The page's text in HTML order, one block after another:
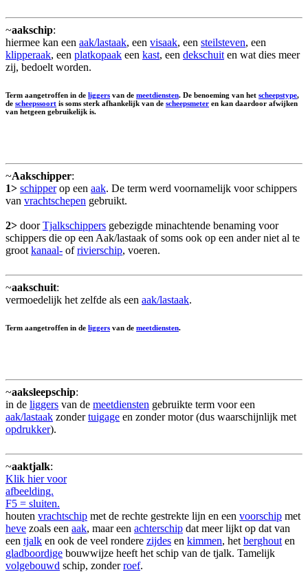
~aakschip:
hiermee kan een aak/lastaak, een visaak, een steilsteven, een
klipperaak, een platkopaak een kast, een dekschuit en wat dies meer
zij, bedoelt worden.
Term aangetroffen in de liggers van de meetdiensten. De benoeming van het scheepstype,
de scheepssoort is soms sterk afhankelijk van de scheepsmeter en kan daardoor afwijken
van hetgeen gebruikelijk is.
~Aakschipper:
1> schipperop een aak. De term werd voornamelijk voor schippers
van vrachtschepen gebruikt.
2> doorTjalkschippers gebezigde minachtende benaming voor
schippers die op een Aak/lastaak of soms ook op een ander niet al te
groot kanaal- ofrivierschip, voeren.
~aakschuit:
vermoedelijk het zelfde als een aak/lastaak.
Term aangetroffen in de liggers van de meetdiensten.
~aaksleepschip:
in de liggers van de meetdiensten gebruikte term voor een
aak/lastaak zondertuigage en zonder motor (dus waarschijnlijk met
opdrukker).
~aaktjalk:
Klik hier voor
afbeelding.
F5 = sluiten.
houten vrachtschip met de rechte gestrekte lijn en een voorschip met
heve zoals een aak, maar een achterschip dat meer lijkt op dat van
een tjalk en ook de veel rondere zijdes en kimmen, het berghout en
gladboordige bouwwijze heeft het schip van de tjalk. Tamelijk
volgebouwd schip, zonderroef.